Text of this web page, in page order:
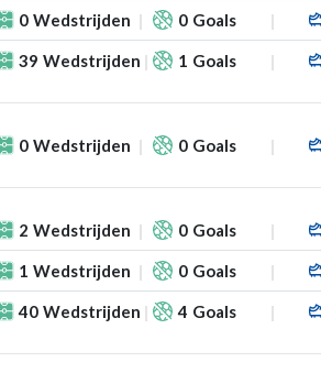
0 Wedstrijden 0 Goals
39 Wedstrijden 1 Goals
0 Wedstrijden 0 Goals
2 Wedstrijden 0 Goals
1 Wedstrijden 0 Goals
40 Wedstrijden 4 Goals